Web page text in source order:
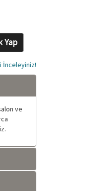
Yap
İnceleyiniz!
ve